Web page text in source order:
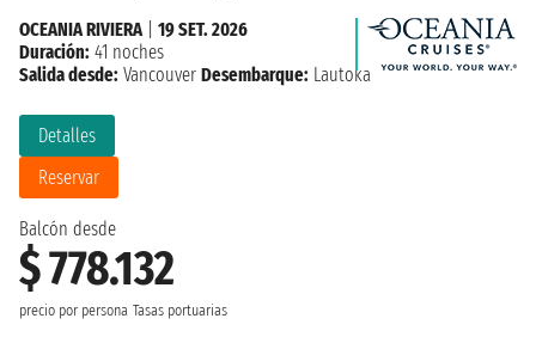
Balcón desde
$ 778.132
precio por persona Tasas portuarias
Detalles
Reservar
OCEANIA RIVIERA
19 SET. 2026
Duración: 41 noches
Salida desde: Vancouver Desembarque: Lautoka